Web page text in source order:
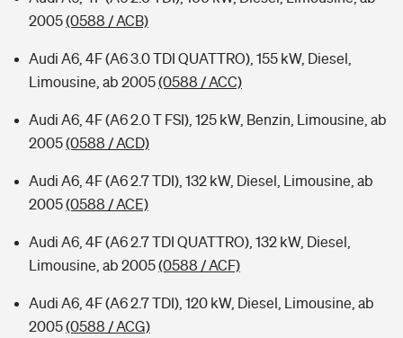
2005(0588 / ACB)
Audi A6, 4F (A6 3.0 TDI QUATTRO), 155 kW, Diesel,
Limousine, ab 2005(0588 / ACC)
Audi A6, 4F (A6 2.0 T FSI), 125 kW, Benzin, Limousine, ab
2005(0588 / ACD)
Audi A6, 4F (A6 2.7 TDI), 132 kW, Diesel, Limousine, ab
2005(0588 / ACE)
Audi A6, 4F (A6 2.7 TDI QUATTRO), 132 kW, Diesel,
Limousine, ab 2005(0588 / ACF)
Audi A6, 4F (A6 2.7 TDI), 120 kW, Diesel, Limousine, ab
2005(0588 / ACG)